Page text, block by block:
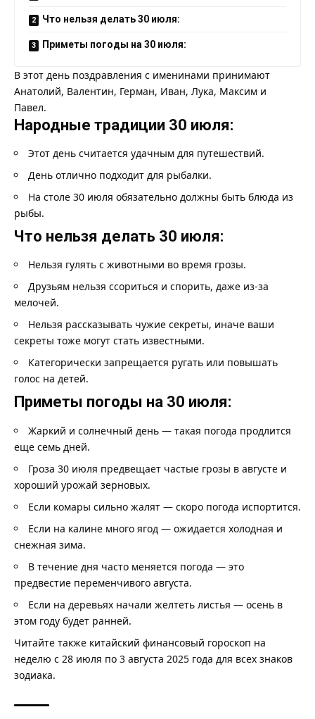
Что нельзя делать 30 июля:
Приметы погоды на 30 июля:
В этот день поздравления с именинами принимают
Анатолий, Валентин, Герман, Иван, Лука, Максим и
Павел.
Народные традиции 30 июля:
Этот день считается удачным для путешествий.
День отлично подходит для рыбалки.
На столе 30 июля обязательно должны быть блюда из
рыбы.
Что нельзя делать 30 июля:
Нельзя гулять с животными во время грозы.
Друзьям нельзя ссориться и спорить, даже из-за
мелочей.
Нельзя рассказывать чужие секреты, иначе ваши
секреты тоже могут стать известными.
Категорически запрещается ругать или повышать
голос на детей.
Приметы погоды на 30 июля:
Жаркий и солнечный день — такая погода продлится
еще семь дней.
Гроза 30 июля предвещает частые грозы в августе и
хороший урожай зерновых.
Если комары сильно жалят — скоро погода испортится.
Если на калине много ягод — ожидается холодная и
снежная зима.
В течение дня часто меняется погода — это
предвестие переменчивого августа.
Если на деревьях начали желтеть листья — осень в
этом году будет ранней.
Читайте также китайский финансовый гороскоп на
неделю с 28 июля по 3 августа 2025 года для всех знаков
зодиака.